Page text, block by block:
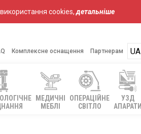
cookies,детальніше
Комплексне оснащення Партнерам UA
RU
МЕДИЧНІ
МЕБЛІ
ОПЕРАЦІЙНЕ
СВІТЛО
УЗД
АПАРАТИ